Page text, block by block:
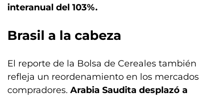
interanual del 103%.
Brasil a la cabeza
El reporte de la Bolsa de Cereales también
refleja un reordenamiento en los mercados
compradores. Arabia Saudita desplazó a